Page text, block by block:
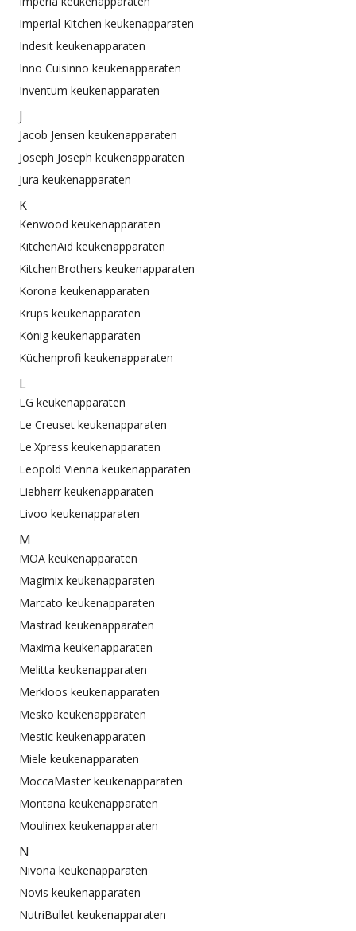
Imperial Kitchen keukenapparaten
Indesit keukenapparaten
Inno Cuisinno keukenapparaten
Inventum keukenapparaten
J
Jacob Jensen keukenapparaten
Joseph Joseph keukenapparaten
Jura keukenapparaten
K
Kenwood keukenapparaten
KitchenAid keukenapparaten
KitchenBrothers keukenapparaten
Korona keukenapparaten
Krups keukenapparaten
König keukenapparaten
Küchenprofi keukenapparaten
L
LG keukenapparaten
Le Creuset keukenapparaten
Le'Xpress keukenapparaten
Leopold Vienna keukenapparaten
Liebherr keukenapparaten
Livoo keukenapparaten
M
MOA keukenapparaten
Magimix keukenapparaten
Marcato keukenapparaten
Mastrad keukenapparaten
Maxima keukenapparaten
Melitta keukenapparaten
Merkloos keukenapparaten
Mesko keukenapparaten
Mestic keukenapparaten
Miele keukenapparaten
MoccaMaster keukenapparaten
Montana keukenapparaten
Moulinex keukenapparaten
N
Nivona keukenapparaten
Novis keukenapparaten
NutriBullet keukenapparaten